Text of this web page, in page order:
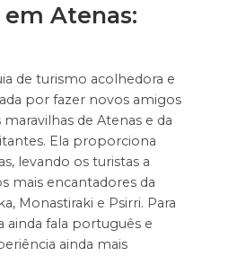
Atenas:
de turismo acolhedora e
por fazer novos amigos
de Atenas e da
Ela proporciona
levando os turistas a
mais encantadores da
Monastiraki e Psirri. Para
ainda fala português e
ainda mais